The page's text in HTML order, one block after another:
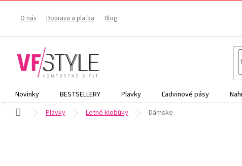
O nás Doprava a platba Blog
Novinky BESTSELLERY Plavky Ľadvinové pásy
DomovPlavky Letné klobúky Dámske